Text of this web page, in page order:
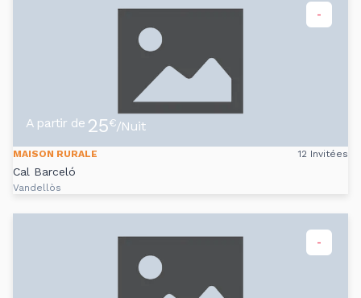
-
A partir de 25€/Nuit
MAISON RURALE 12 Invitées
Cal Barceló
Vandellòs
-